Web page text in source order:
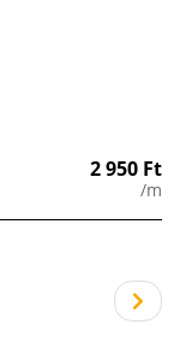
2 950 Ft
/m